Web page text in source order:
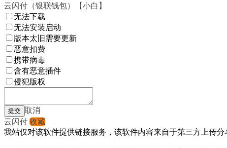
云闪付（银联钱包）【小白】
无法下载
无法安装启动
版本太旧需要更新
恶意扣费
携带病毒
含有恶意插件
侵犯版权
取消
云闪付 收藏
我站仅对该软件提供链接服务，该软件内容来自于第三方上传